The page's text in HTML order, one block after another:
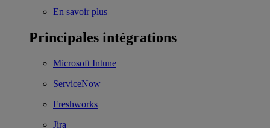
En savoir plus
Principales intégrations
Microsoft Intune
ServiceNow
Freshworks
Jira